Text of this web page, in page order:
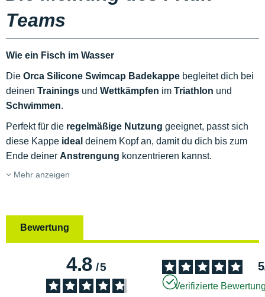
Teams
Wie ein Fisch im Wasser
Die Orca Silicone Swimcap Badekappe begleitet dich bei
deinen Trainings und Wettkämpfen im Triathlon und
Schwimmen.
Perfekt für die regelmäßige Nutzung geeignet, passt sich
diese Kappe ideal deinem Kopf an, damit du dich bis zum
Ende deiner Anstrengung konzentrieren kannst.
Mehr anzeigen
Bewertung
4.8/5 5
Verifizierte